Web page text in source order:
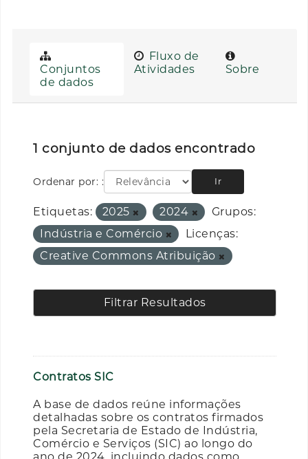
Conjuntos
de dados
Fluxo de
Atividades
Sobre
1 conjunto de dados encontrado
Ordenar por: Ir
Etiquetas: 2025 2024
Grupos:
Indústria e Comércio
Licenças:
Creative Commons Atribuição
Filtrar Resultados
Contratos SIC
A base de dados reúne informações
detalhadas sobre os contratos firmados
pela Secretaria de Estado de Indústria,
Comércio e Serviços (SIC) ao longo do